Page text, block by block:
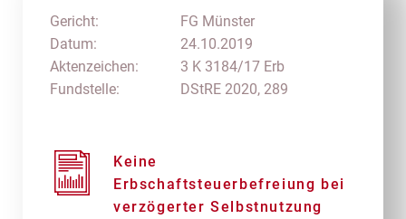
Gericht:
Datum:
Aktenzeichen:
Fundstelle:
FG Münster
24.10.2019
3 K 3184/17 Erb
DStRE 2020, 289
Keine
Erbschaftsteuerbefreiung bei
verzögerter Selbstnutzung